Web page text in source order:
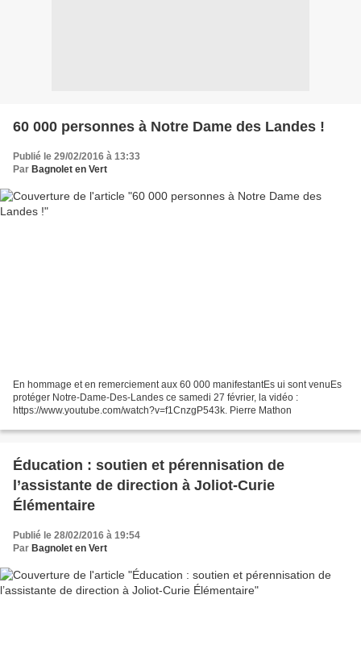
60 000 personnes à Notre Dame des Landes !
Publié le 29/02/2016 à 13:33
Par Bagnolet en Vert
En hommage et en remerciement aux 60 000 manifestantEs ui sont venuEs
protéger Notre-Dame-Des-Landes ce samedi 27 février, la vidéo :
https://www.youtube.com/watch?v=f1CnzgP543k. Pierre Mathon
Éducation : soutien et pérennisation de
l’assistante de direction à Joliot-Curie
Élémentaire
Publié le 28/02/2016 à 19:54
Par Bagnolet en Vert